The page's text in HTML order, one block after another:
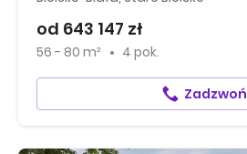
od 643 147 zł
56 - 80 m² 4 pok.
Zadzwoń